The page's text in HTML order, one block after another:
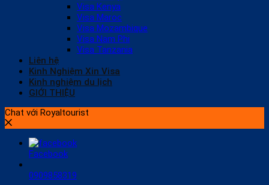
Visa Kenya
Visa Maroc
Visa Mozambique
Visa Nam Phi
Visa Tanzania
Liên hệ
Kinh Nghiệm Xin Visa
Kinh nghiệm du lịch
GIỚI THIỆU
Chat với Royaltourist
Facebook
0909858319